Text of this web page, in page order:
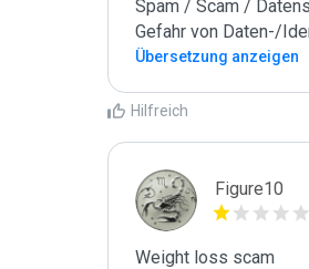
Spam / Scam /
Gefahr von Daten-/
Übersetzung anzeigen
Hilfreich
Figure10
Weight loss scam